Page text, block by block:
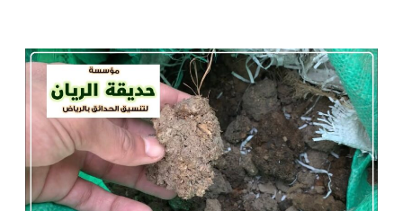
سماد
طبيعي
للنباتات
بالرياض
|
0560048269